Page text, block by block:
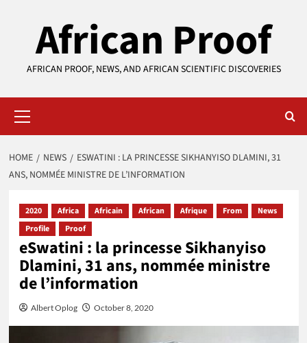
African Proof
AFRICAN PROOF, NEWS, AND AFRICAN SCIENTIFIC DISCOVERIES
Menu
HOME NEWS
ESWATINI : LA PRINCESSE SIKHANYISO DLAMINI, 31
ANS, NOMMÉE MINISTRE DE L’INFORMATION
2020 Africa Africain African Afrique From
News
Profile
Proof
eSwatini : la princesse Sikhanyiso
Dlamini, 31 ans, nommée ministre
de l’information
Albert Oplog October 8, 2020